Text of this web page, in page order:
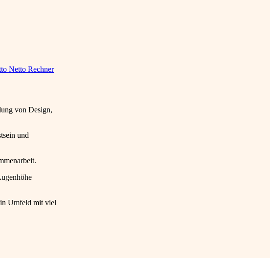
Netto Rechner
von Design,
und
Umfeld mit viel